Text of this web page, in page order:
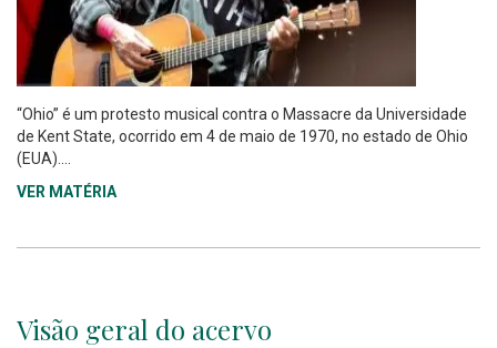
“Ohio” é um protesto musical contra o Massacre da Universidade
de Kent State, ocorrido em 4 de maio de 1970, no estado de Ohio
(EUA)....
VER MATÉRIA
Visão geral do acervo